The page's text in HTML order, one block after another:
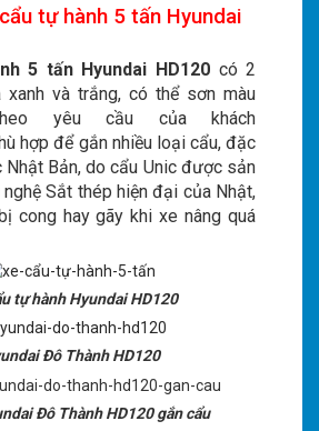
tự hành 5 tấn Hyundai
5 tấn Hyundai HD120 có 2
và trắng, có thể sơn màu
yêu cầu của khách
hợp để gắn nhiều loại cẩu, đặc
Nhật Bản, do cẩu Unic được sản
Sắt thép hiện đại của Nhật,
cong hay gãy khi xe nâng quá
tự hành Hyundai HD120
Đô Thành HD120
Đô Thành HD120 gắn cẩu